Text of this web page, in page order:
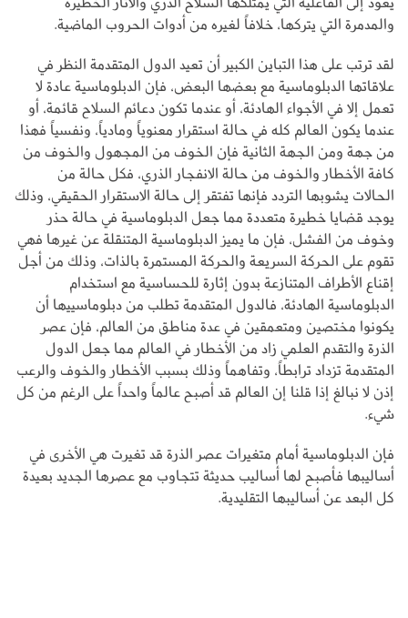
والمدمرة التي يتركها، خلافاً لغيره من أدوات الحروب الماضية.
لقد ترتب على هذا التباين الكبير أن تعيد الدول المتقدمة النظر في
علاقاتها الدبلوماسية مع بعضها البعض، فإن الدبلوماسية عادة لا
تعمل إلا في الأجواء الهادئة، أو عندما تكون دعائم السلاح قائمة، أو
عندما يكون العالم كله في حالة استقرار معنوياً ومادياً، ونفسياً فهذا
من جهة ومن الجهة الثانية فإن الخوف من المجهول والخوف من
كافة الأخطار والخوف من حالة الانفجار الذري، فكل حالة من
الحالات يشوبها التردد فإنها تفتقر إلى حالة الاستقرار الحقيقي، وذلك
يوجد قضايا خطيرة متعددة مما جعل الدبلوماسية في حالة حذر
وخوف من الفشل، فإن ما يميز الدبلوماسية المتنقلة عن غيرها فهي
تقوم على الحركة السريعة والحركة المستمرة بالذات، وذلك من أجل
إقناع الأطراف المتنازعة بدون إثارة للحساسية مع استخدام
الدبلوماسية الهادئة، فالدول المتقدمة تطلب من دبلوماسييها أن
يكونوا مختصين ومتعمقين في عدة مناطق من العالم، فإن عصر
الذرة والتقدم العلمي زاد من الأخطار في العالم مما جعل الدول
المتقدمة تزداد ترابطاً، وتفاهماً وذلك بسبب الأخطار والخوف والرعب
إذن لا نبالغ إذا قلنا إن العالم قد أصبح عالماً واحداً على الرغم من كل
شيء.
فإن الدبلوماسية أمام متغيرات عصر الذرة قد تغيرت هي الأخرى في
أساليبها فأصبح لها أساليب حديثة تتجاوب مع عصرها الجديد بعيدة
كل البعد عن أساليبها التقليدية.